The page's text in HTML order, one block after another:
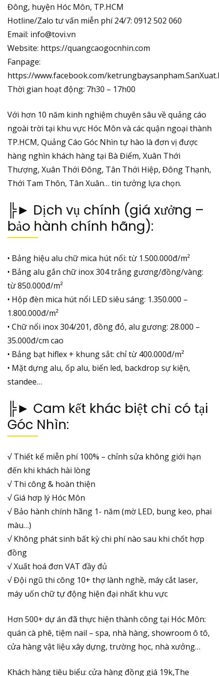
Đông, huyện Hóc Môn, TP.HCM
Hotline/Zalo tư vấn miễn phí 24/7: 0912 502 060
Email: info@tovi.vn
Website: https://quangcaogocnhin.com
Fanpage:
https://www.facebook.com/
Thời gian hoạt động: 7h30 – 17h00
Với hơn 10 năm kinh nghiệm chuyên sâu về quảng cáo
ngoài trời tại khu vực Hóc Môn và các quận ngoại thành
TP.HCM, Quảng Cáo Góc Nhìn tự hào là đơn vị được
hàng nghìn khách hàng tại Bà Điểm, Xuân Thới
Thượng, Xuân Thới Đông, Tân Thới Hiệp, Đông Thạnh,
Thới Tam Thôn, Tân Xuân… tin tưởng lựa chọn.
╠► Dịch vụ chính (giá xưởng –
bảo hành chính hãng):
• Bảng hiệu alu chữ mica hút nổi: từ 1.500.000đ/m²
• Bảng alu gắn chữ inox 304 trắng gương/đồng/vàng:
từ 850.000đ/m²
• Hộp đèn mica hút nổi LED siêu sáng: 1.350.000 –
1.800.000đ/m²
• Chữ nổi inox 304/201, đồng đỏ, alu gương: 28.000 –
35.000đ/cm cao
• Bảng bạt hiflex + khung sắt: chỉ từ 400.000đ/m²
• Mặt dựng alu, ốp alu, biển led, backdrop sự kiện,
standee…
╠► Cam kết khác biệt chỉ có tại
Góc Nhìn:
√ Thiết kế miễn phí 100% – chỉnh sửa không giới hạn
đến khi khách hài lòng
√ Thi công & hoàn thiện
√ Giá hơp lý Hóc Môn
√ Bảo hành chính hãng 1- năm (mờ LED, bung keo, phai
màu…)
√ Không phát sinh bất kỳ chi phí nào sau khi chốt hợp
đồng
√ Xuất hoá đơn VAT đầy đủ
√ Đội ngũ thi công 10+ thợ lành nghề, máy cắt laser,
máy uốn chữ tự động hiện đại nhất khu vực
Hơn 500+ dự án đã thực hiện thành công tại Hóc Môn:
quán cà phê, tiệm nail – spa, nhà hàng, showroom ô tô,
cửa hàng vật liệu xây dựng, trường học, nhà xưởng…
Khách hàng tiêu biểu: cửa hàng đồng giá 19k,The